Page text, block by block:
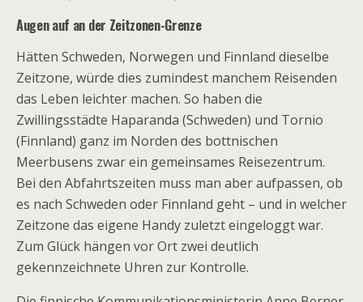
Augen auf an der Zeitzonen-Grenze
Hätten Schweden, Norwegen und Finnland dieselbe
Zeitzone, würde dies zumindest manchem Reisenden
das Leben leichter machen. So haben die
Zwillingsstädte Haparanda (Schweden) und Tornio
(Finnland) ganz im Norden des bottnischen
Meerbusens zwar ein gemeinsames Reisezentrum.
Bei den Abfahrtszeiten muss man aber aufpassen, ob
es nach Schweden oder Finnland geht – und in welcher
Zeitzone das eigene Handy zuletzt eingeloggt war.
Zum Glück hängen vor Ort zwei deutlich
gekennzeichnete Uhren zur Kontrolle.